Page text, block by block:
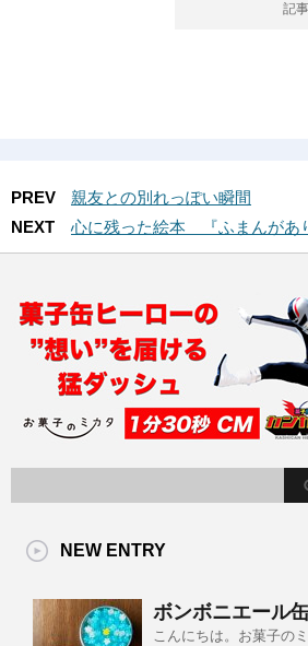
記
PREV
親友との別れっぽい瞬間
NEXT
心に残った絵本 『ふまんがあ
NEW ENTRY
ボンボニエール
こんにちは。お菓子の